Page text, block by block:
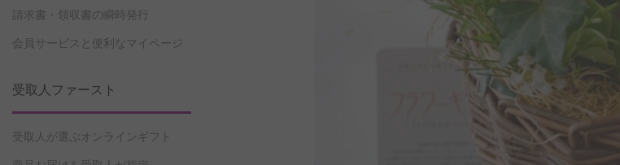
請求書・領収書の瞬時発行
会員サービスと便利なマイページ
受取人ファースト
受取人が選ぶオンラインギフト